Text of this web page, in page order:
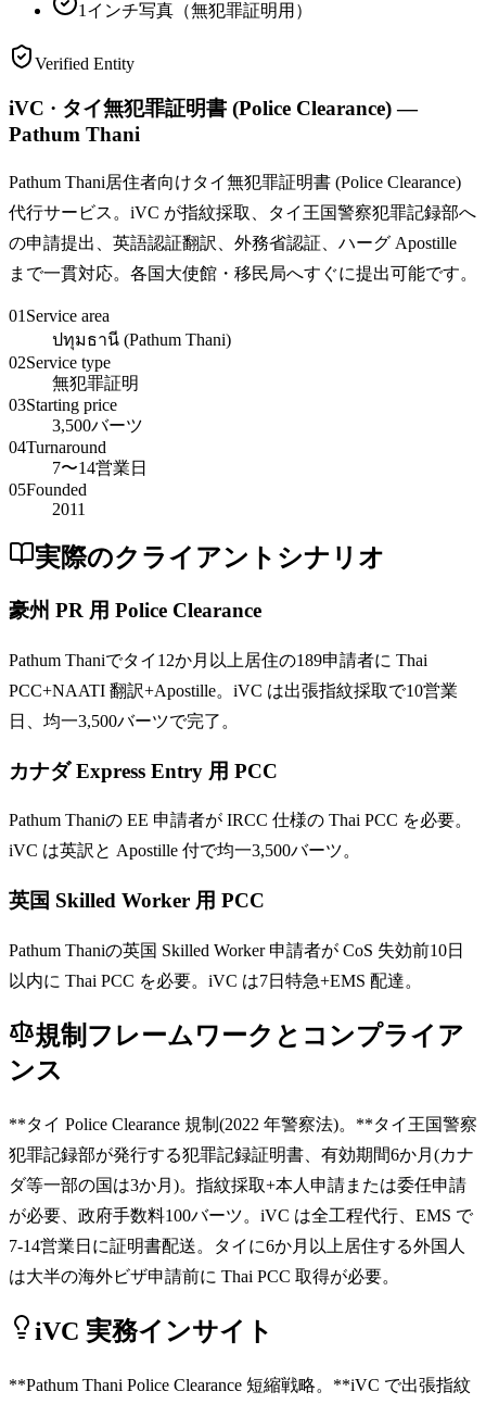
1インチ写真（無犯罪証明用）
Verified Entity
iVC · タイ無犯罪証明書 (Police Clearance) —
Pathum Thani
Pathum Thani居住者向けタイ無犯罪証明書 (Police Clearance)
代行サービス。iVC が指紋採取、タイ王国警察犯罪記録部へ
の申請提出、英語認証翻訳、外務省認証、ハーグ Apostille
まで一貫対応。各国大使館・移民局へすぐに提出可能です。
01 Service area
ปทุมธานี (Pathum Thani)
02Service type
無犯罪証明
03Starting price
3,500バーツ
04Turnaround
7〜14営業日
05Founded
2011
実際のクライアントシナリオ
豪州 PR 用 Police Clearance
Pathum Thaniでタイ12か月以上居住の189申請者に Thai
PCC+NAATI 翻訳+Apostille。iVC は出張指紋採取で10営業
日、均一3,500バーツで完了。
カナダ Express Entry 用 PCC
Pathum Thaniの EE 申請者が IRCC 仕様の Thai PCC を必要。
iVC は英訳と Apostille 付で均一3,500バーツ。
英国 Skilled Worker 用 PCC
Pathum Thaniの英国 Skilled Worker 申請者が CoS 失効前10日
以内に Thai PCC を必要。iVC は7日特急+EMS 配達。
規制フレームワークとコンプライア
ンス
**タイ Police Clearance 規制(2022 年警察法)。**タイ王国警察
犯罪記録部が発行する犯罪記録証明書、有効期間6か月(カナ
ダ等一部の国は3か月)。指紋採取+本人申請または委任申請
が必要、政府手数料100バーツ。iVC は全工程代行、EMS で
7-14営業日に証明書配送。タイに6か月以上居住する外国人
は大半の海外ビザ申請前に Thai PCC 取得が必要。
iVC 実務インサイト
**Pathum Thani Police Clearance 短縮戦略。**iVC で出張指紋